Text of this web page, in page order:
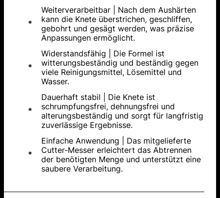
Weiterverarbeitbar | Nach dem Aushärten
kann die Knete überstrichen, geschliffen,
gebohrt und gesägt werden, was präzise
Anpassungen ermöglicht.
Widerstandsfähig | Die Formel ist
witterungsbeständig und beständig gegen
viele Reinigungsmittel, Lösemittel und
Wasser.
Dauerhaft stabil | Die Knete ist
schrumpfungsfrei, dehnungsfrei und
alterungsbeständig und sorgt für langfristig
zuverlässige Ergebnisse.
Einfache Anwendung | Das mitgelieferte
Cutter‑Messer erleichtert das Abtrennen
der benötigten Menge und unterstützt eine
saubere Verarbeitung.